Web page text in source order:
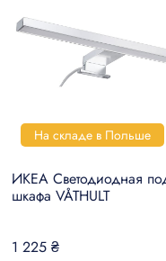
На складе в Польше
ИКЕА Светодиодная
шкафа VÅTHULT
1 225 ₴